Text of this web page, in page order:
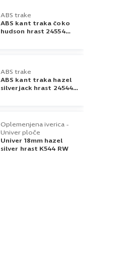
ABS trake
ABS kant traka čoko
hudson hrast 24554
ABS trake
ABS kant traka hazel
silverjack hrast 24544
Oplemenjena iverica -
Univer ploče
Univer 18mm hazel
silver hrast K544 RW